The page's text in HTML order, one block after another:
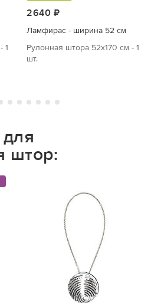
1
2640 ₽
Ламфирас - ширина 52 см
Рулонная штора 52х170 см - 1
шт.
штор: